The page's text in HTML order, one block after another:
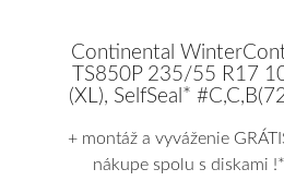
Continental
TS850P 235/55 R17
(XL), SelfSeal*
+ montáž a vyváženie
nákupe spolu s diskami